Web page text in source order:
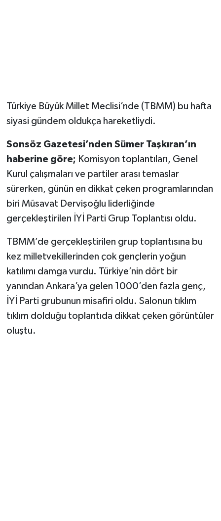
Türkiye Büyük Millet Meclisi’nde (TBMM) bu hafta
siyasi gündem oldukça hareketliydi.
Sonsöz Gazetesi’nden Sümer Taşkıran’ın
haberine göre; Komisyon toplantıları, Genel
Kurul çalışmaları ve partiler arası temaslar
sürerken, günün en dikkat çeken programlarından
biri Müsavat Dervişoğlu liderliğinde
gerçekleştirilen İYİ Parti Grup Toplantısı oldu.
TBMM’de gerçekleştirilen grup toplantısına bu
kez milletvekillerinden çok gençlerin yoğun
katılımı damga vurdu. Türkiye’nin dört bir
yanından Ankara’ya gelen 1000’den fazla genç,
İYİ Parti grubunun misafiri oldu. Salonun tıklım
tıklım dolduğu toplantıda dikkat çeken görüntüler
oluştu.
Siyaset
Sokak Hayvanlarını Sahiplendirme
Sonsöz Özel
Spor
Vasıta